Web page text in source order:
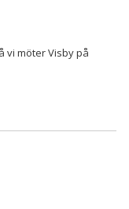
vi möter Visby på